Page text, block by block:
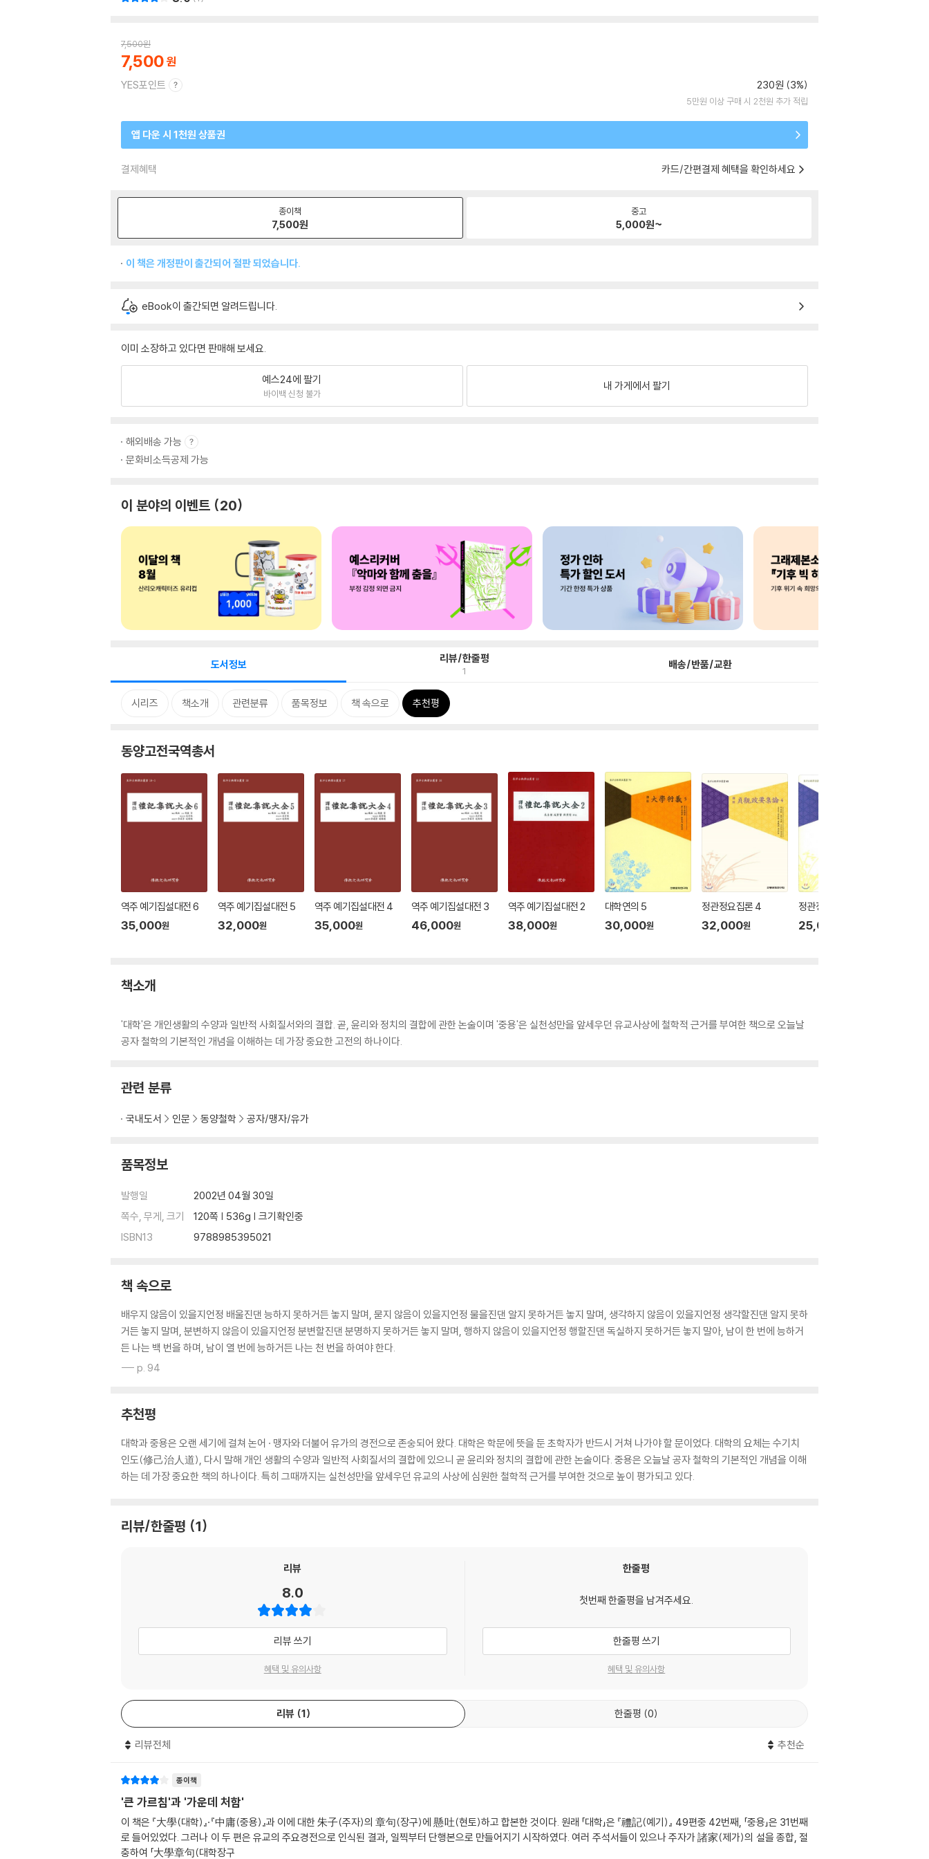
7,500원
7,500
YES포인트 230원 (3%)
5만원 이상 구매 시 2천원 추가 적립
앱 다운 시 1천원 상품권
결제혜택 카드/간편결제 혜택을 확인하세요
종이책
7,500원
중고
5,000원~
이 책은 개정판이 출간되어 절판 되었습니다.
eBook이 출간되면 알려드립니다.
이미 소장하고 있다면 판매해 보세요.
예스24에 팔기
바이백 신청 불가
내 가게에서 팔기
해외배송 가능
문화비소득공제 가능
이 분야의 이벤트 20
도서정보 리뷰/한줄평
1 배송/반품/교환
시리즈 책소개 관련분류 품목정보 책 속으로 추천평
동양고전국역총서
역주 예기집설대전 6
35,000원
역주 예기집설대전 5
32,000원
역주 예기집설대전 4
35,000원
역주 예기집설대전 3
46,000원
역주 예기집설대전 2
38,000원
대학연의 5
30,000원
정관정요집론 4
32,000원
정관정요집론 3
25,000
책소개
'대학'은 개인생활의 수양과 일반적 사회질서와의 결합. 곧, 윤리와 정치의 결합에 관한 논술이며 '중용'은 실천성만을 앞세우던 유교사상에 철학적 근거를 부여한 책으로 오늘날
공자 철학의 기본적인 개념을 이해하는 데 가장 중요한 고전의 하나이다.
관련 분류
국내도서 인문 동양철학 공자/맹자/유가
품목정보
발행일
2002년 04월 30일
쪽수, 무게, 크기
120쪽 | 536g | 크기확인중
ISBN13
9788985395021
책 속으로
배우지 않음이 있을지언정 배울진댄 능하지 못하거든 놓지 말며, 묻지 않음이 있을지언정 물을진댄 알지 못하거든 놓지 말며, 생각하지 않음이 있을지언정 생각할진댄 알지 못하
거든 놓지 말며, 분변하지 않음이 있을지언정 분변할진댄 분명하지 못하거든 놓지 말며, 행하지 않음이 있을지언정 행할진댄 독실하지 못하거든 놓지 말아, 남이 한 번에 능하거
든 나는 백 번을 하며, 남이 열 번에 능하거든 나는 천 번을 하여야 한다.
--- p. 94
추천평
대학과 중용은 오랜 세기에 걸쳐 논어 · 맹자와 더불어 유가의 경전으로 존숭되어 왔다. 대학은 학문에 뜻을 둔 초학자가 반드시 거쳐 나가야 할 문이었다. 대학의 요체는 수기치
인도(修己治人道), 다시 말해 개인 생활의 수양과 일반적 사회질서의 결합에 있으니 곧 윤리와 정치의 결합에 관한 논술이다. 중용은 오늘날 공자 철학의 기본적인 개념을 이해
하는 데 가장 중요한 책의 하나이다. 특히 그때까지는 실천성만을 앞세우던 유교의 사상에 심원한 철학적 근거를 부여한 것으로 높이 평가되고 있다.
리뷰/한줄평 1
리뷰
8.0
리뷰 쓰기
혜택 및 유의사항
한줄평
첫번째 한줄평을 남겨주세요.
한줄평 쓰기
혜택 및 유의사항
리뷰 1 한줄평 0
리뷰전체 추천순
종이책
'큰 가르침'과 '가운데 처함'
이 책은 『大學(대학)』·『中庸(중용)』과 이에 대한 朱子(주자)의 章句(장구)에 懸吐(현토)하고 합본한 것이다. 원래 「대학」은 『禮記(예기)』 49편중 42번째, 「중용」은 31번째
로 들어있었다. 그러나 이 두 편은 유교의 주요경전으로 인식된 결과, 일찍부터 단행본으로 만들어지기 시작하였다. 여러 주석서들이 있으나 주자가 諸家(제가)의 설을 종합, 절
충하여 「大學章句(대학장구